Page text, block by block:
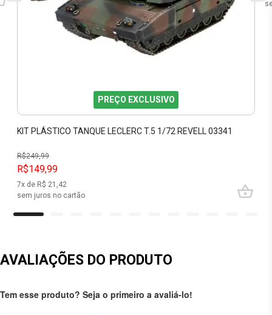
PREÇO EXCLUSIVO
KIT PLÁSTICO TANQUE LECLERC T.5 1/72 REVELL 03341
R$249,99
R$149,99
7x de R$ 21,42
sem juros no cartão
AVALIAÇÕES DO PRODUTO
Tem esse produto? Seja o primeiro a avaliá-lo!